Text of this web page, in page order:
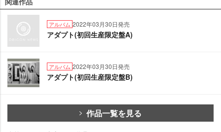
アルバム 2022年03月30日発売
アダプト(初回生産限定盤A)
アルバム 2022年03月30日発売
アダプト(初回生産限定盤B)
作品一覧を見る